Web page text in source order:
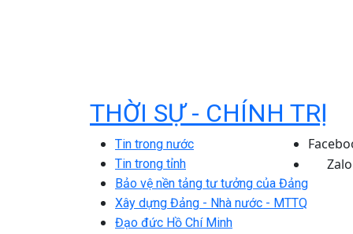
THỜI SỰ - CHÍNH TRỊ
Tin trong nước
Tin trong tỉnh
Bảo vệ nền tảng tư tưởng của Đảng
Xây dựng Đảng - Nhà nước - MTTQ
Đạo đức Hồ Chí Minh
Zalo